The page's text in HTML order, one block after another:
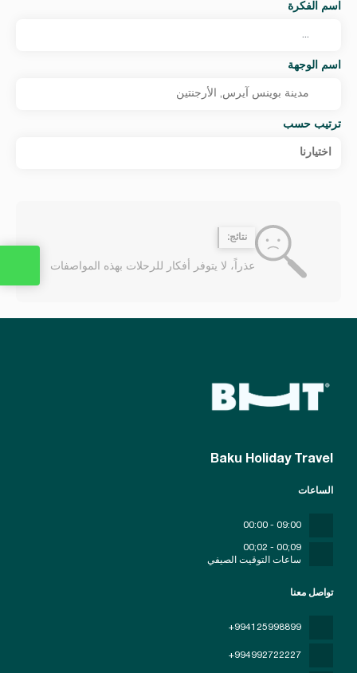
اسم الفكرة
اسم الوجهة
ترتيب حسب
اختيارنا
نتائج:
عذراً، لا يتوفر أفكار للرحلات بهذه المواصفات
Baku Holiday Travel
تواصل معنا
+994125998899
+994992722227
الساعات
09:00 - 00:00
09;00 - 02;00
ساعات التوقيت الصيفي